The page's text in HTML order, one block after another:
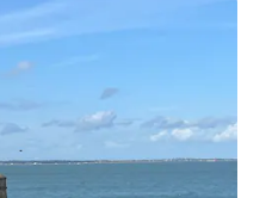
hóspedes